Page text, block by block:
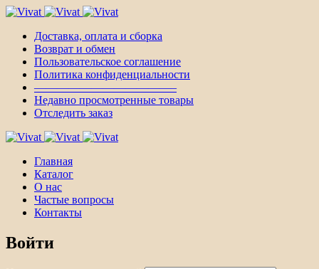
Доставка, оплата и сборка
Возврат и обмен
Пользовательское соглашение
Политика конфиденциальности
————————————–
Недавно просмотренные товары
Отследить заказ
Главная
Каталог
О нас
Частые вопросы
Контакты
Войти